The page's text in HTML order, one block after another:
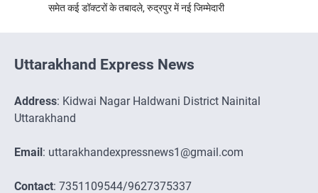
समेत कई डॉक्टरों के तबादले, रुद्रपुर में नई जिम्मेदारी
Uttarakhand Express News
Address: Kidwai Nagar Haldwani District Nainital
Uttarakhand
Email : uttarakhandexpressnews1@gmail.com
Contact: 7351109544/9627375337